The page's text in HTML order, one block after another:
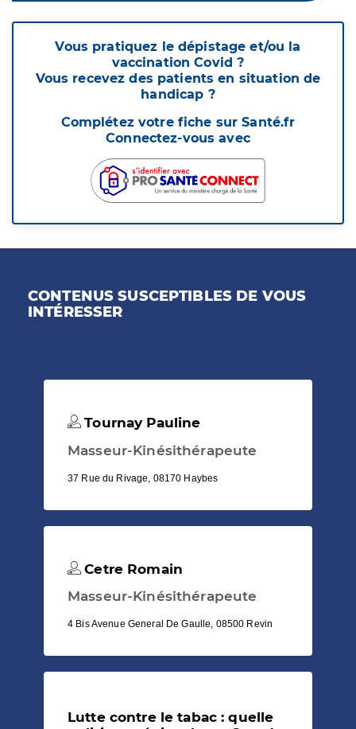
Vous pratiquez le dépistage et/ou la
vaccination Covid ?
Vous recevez des patients en situation de
handicap ?
Complétez votre fiche sur Santé.fr
Connectez-vous avec
CONTENUS SUSCEPTIBLES DE VOUS
INTÉRESSER
Tournay Pauline
Masseur-Kinésithérapeute
37 Rue du Rivage, 08170 Haybes
Cetre Romain
Masseur-Kinésithérapeute
4 Bis Avenue General De Gaulle, 08500 Revin
Lutte contre le tabac : quelle